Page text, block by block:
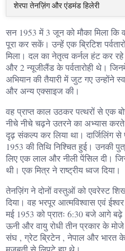
शेरपा तेनज़िंग और एंडमंड हिलेरी
सन 1953 में 3 जून को मौका मिला कि
पूरा कर सकें। उन्हें एक ब्रिटिश
मिला। दल का नेतृत्व कर्नल हंट कर
और 2 न्यूजीलैंड के पर्वतारोही थे।
अभियान की तैयारी में जुट गए उन्होंने
और अन्य एक्साइज की।
वह प्राप्त काल उठकर पत्थरों से एक
नीचे नीचे चढ़ने उतरने का अभ्यास
दृढ़ संकल्प कर लिया था। दार्जिलिंग से
1953 की तिथि निश्चित हुई। उनकी
लिए एक लाल और नीली पेंसिल दी।
थी। एक मित्र ने राष्ट्रीय ध्वज दिया।
तेनज़िंग ने दोनों वस्तुओं को एवरेस्ट
दिया। वह भरपूर आत्मविश्वास एवं
मई 1953 को प्रातः 6:30 बजे आगे
ऊनी और वायु रोधी तीन प्रकार के
संघ , ग्रेट ब्रिटेन , नेपाल और भारत